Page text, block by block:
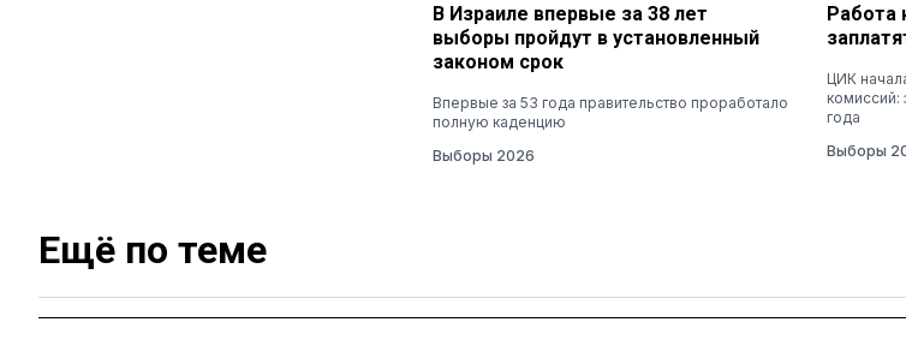
В Израиле впервые за 38 лет
выборы пройдут в установленный
законом срок
Впервые за 53 года правительство проработало
полную каденцию
Выборы 2026
Работа
ЦИК
комиссий:
года
Выборы
Ещё по теме